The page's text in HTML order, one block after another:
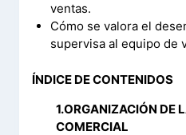
ventas.
Cómo se valora el
supervisa al equipo de
ÍNDICE DE CONTENIDOS
1.ORGANIZACIÓN DE
COMERCIAL